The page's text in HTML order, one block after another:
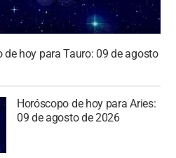
de hoy para Tauro: 09 de agosto
Horóscopo de hoy para Aries:
09 de agosto de 2026